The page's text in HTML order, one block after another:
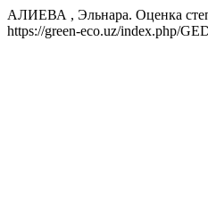
АЛИЕВА , Эльнара. Оценка
https://green-eco.uz/index.php/